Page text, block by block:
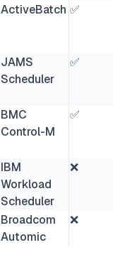
ActiveBatch ✅
JAMS
Scheduler
✅
BMC
Control-M
✅
IBM
Workload
Scheduler
❌
Broadcom
Automic
❌